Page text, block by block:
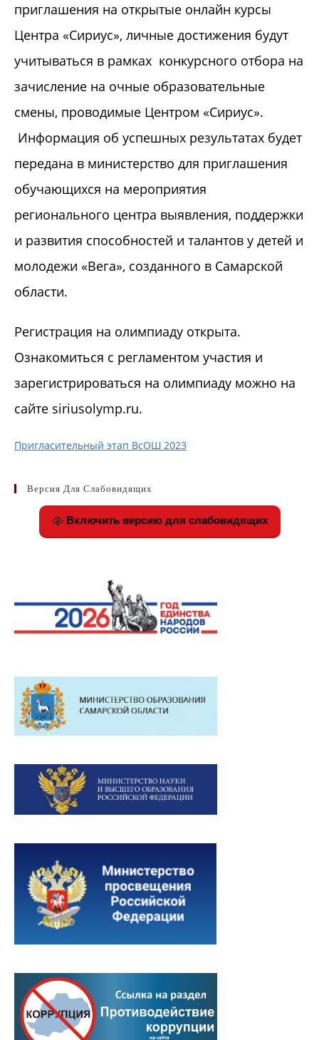
приглашения на открытые онлайн курсы
Центра «Сириус», личные достижения будут
учитываться в рамках конкурсного отбора на
зачисление на очные образовательные
смены, проводимые Центром «Сириус».
Информация об успешных результатах будет
передана в министерство для приглашения
обучающихся на мероприятия
регионального центра выявления, поддержки
и развития способностей и талантов у детей и
молодежи «Вега», созданного в Самарской
области.
Регистрация на олимпиаду открыта.
Ознакомиться с регламентом участия и
зарегистрироваться на олимпиаду можно на
сайте siriusolymp.ru.
Пригласительный этап ВсОШ 2023
Версия Для Слабовидящих
Включить версию для слабовидящих